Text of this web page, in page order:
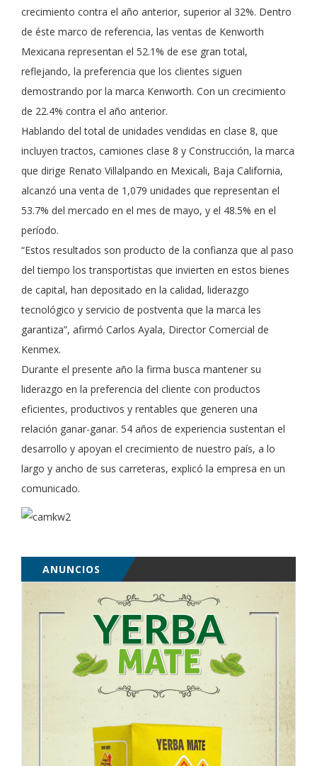
crecimiento contra el año anterior, superior al 32%. Dentro
de éste marco de referencia, las ventas de Kenworth
Mexicana representan el 52.1% de ese gran total,
reflejando, la preferencia que los clientes siguen
demostrando por la marca Kenworth. Con un crecimiento
de 22.4% contra el año anterior.
Hablando del total de unidades vendidas en clase 8, que
incluyen tractos, camiones clase 8 y Construcción, la marca
que dirige Renato Villalpando en Mexicali, Baja California,
alcanzó una venta de 1,079 unidades que representan el
53.7% del mercado en el mes de mayo, y el 48.5% en el
período.
“Estos resultados son producto de la confianza que al paso
del tiempo los transportistas que invierten en estos bienes
de capital, han depositado en la calidad, liderazgo
tecnológico y servicio de postventa que la marca les
garantiza”, afirmó Carlos Ayala, Director Comercial de
Kenmex.
Durante el presente año la firma busca mantener su
liderazgo en la preferencia del cliente con productos
eficientes, productivos y rentables que generen una
relación ganar-ganar. 54 años de experiencia sustentan el
desarrollo y apoyan el crecimiento de nuestro país, a lo
largo y ancho de sus carreteras, explicó la empresa en un
comunicado.
ANUNCIOS